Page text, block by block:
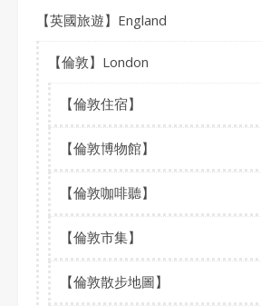
【英國旅遊】England
【倫敦】London
【倫敦住宿】
【倫敦博物館】
【倫敦咖啡聽】
【倫敦市集】
【倫敦散步地圖】